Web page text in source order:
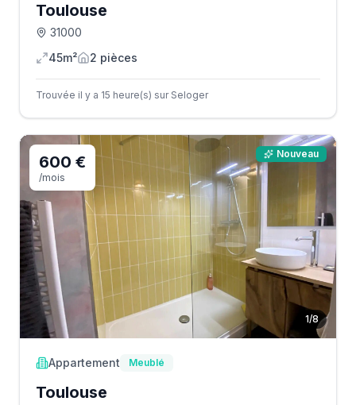
Toulouse
31000
45m²
2 pièces
Trouvée il y a 15 heure(s) sur Seloger
1/8
600 €
/mois
Nouveau
Appartement Meublé
Toulouse